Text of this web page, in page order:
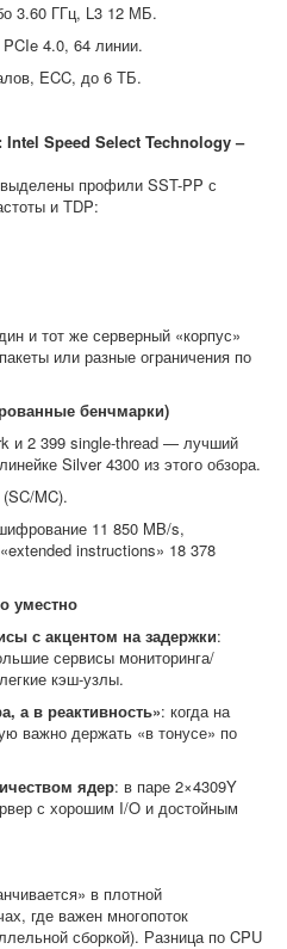
3.60 ГГц, L3 12 МБ.
4.0, 64 линии.
ECC, до 6 ТБ.
Speed Select Technology –
профили SST-PP с
и TDP:
и тот же серверный «корпус»
или разные ограничения по
бенчмарки)
и 2 399 single-thread — лучший
Silver 4300 из этого обзора.
MC).
11 850 MB/s,
instructions» 18 378
уместно
с акцентом на задержки:
сервисы мониторинга/
кэш-узлы.
а в реактивность»: когда на
важно держать «в тонусе» по
ядер: в паре 2×4309Y
с хорошим I/O и достойным
в плотной
где важен многопоток
сборкой). Разница по CPU